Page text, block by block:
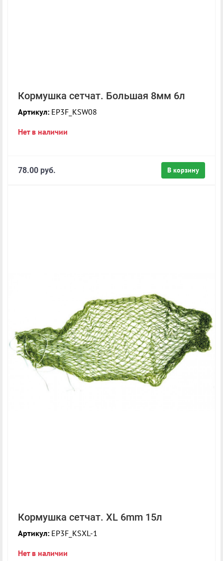
Кормушка сетчат. Большая 8мм 6л
Артикул: EP3F_KSW08
Нет в наличии
В корзину
78.00 руб.
Кормушка сетчат. XL 6mm 15л
Артикул: EP3F_KSXL-1
Нет в наличии